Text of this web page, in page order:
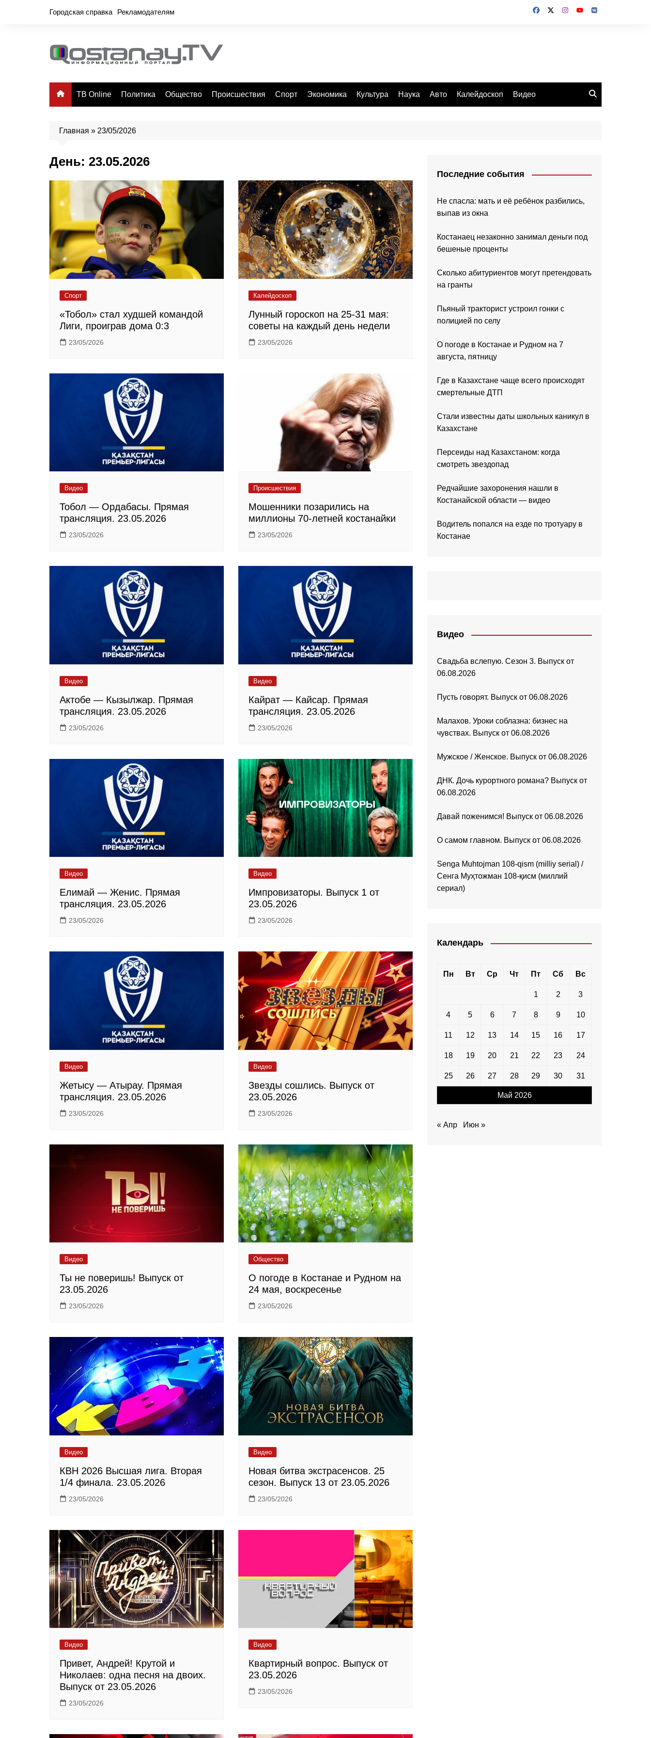
Городская справка Рекламодателям
ТВ Online Политика Общество Происшествия Спорт Экономика Культура Наука Авто Калейдоскоп Видео
Главная » 23/05/2026
День: 23.05.2026
Спорт
«Тобол» стал худшей командой
Лиги, проиграв дома 0:3
23/05/2026
Калейдоскоп
Лунный гороскоп на 25-31 мая:
советы на каждый день недели
23/05/2026
Видео
Тобол — Ордабасы. Прямая
трансляция. 23.05.2026
23/05/2026
Происшествия
Мошенники позарились на
миллионы 70-летней костанайки
23/05/2026
Видео
Актобе — Кызылжар. Прямая
трансляция. 23.05.2026
23/05/2026
Видео
Кайрат — Кайсар. Прямая
трансляция. 23.05.2026
23/05/2026
Видео
Елимай — Женис. Прямая
трансляция. 23.05.2026
23/05/2026
Видео
Импровизаторы. Выпуск 1 от
23.05.2026
23/05/2026
Видео
Жетысу — Атырау. Прямая
трансляция. 23.05.2026
23/05/2026
Видео
Звезды сошлись. Выпуск от
23.05.2026
23/05/2026
Видео
Ты не поверишь! Выпуск от
23.05.2026
23/05/2026
Общество
О погоде в Костанае и Рудном на
24 мая, воскресенье
23/05/2026
Видео
КВН 2026 Высшая лига. Вторая
1/4 финала. 23.05.2026
23/05/2026
Видео
Новая битва экстрасенсов. 25
сезон. Выпуск 13 от 23.05.2026
23/05/2026
Видео
Привет, Андрей! Крутой и
Николаев: одна песня на двоих.
Выпуск от 23.05.2026
23/05/2026
Видео
Квартирный вопрос. Выпуск от
23.05.2026
23/05/2026
Последние события
Не спасла: мать и её ребёнок разбились,
выпав из окна
Костанаец незаконно занимал деньги под
бешеные проценты
Сколько абитуриентов могут претендовать
на гранты
Пьяный тракторист устроил гонки с
полицией по селу
О погоде в Костанае и Рудном на 7
августа, пятницу
Где в Казахстане чаще всего происходят
смертельные ДТП
Стали известны даты школьных каникул в
Казахстане
Персеиды над Казахстаном: когда
смотреть звездопад
Редчайшие захоронения нашли в
Костанайской области — видео
Водитель попался на езде по тротуару в
Костанае
Видео
Свадьба вслепую. Сезон 3. Выпуск от
06.08.2026
Пусть говорят. Выпуск от 06.08.2026
Малахов. Уроки соблазна: бизнес на
чувствах. Выпуск от 06.08.2026
Мужское / Женское. Выпуск от 06.08.2026
ДНК. Дочь курортного романа? Выпуск от
06.08.2026
Давай поженимся! Выпуск от 06.08.2026
О самом главном. Выпуск от 06.08.2026
Senga Muhtojman 108-qism (milliy serial) /
Сенга Муҳтожман 108-қисм (миллий
сериал)
Календарь
Май 2026
Пн Вт Ср Чт Пт Сб Вс
1 2 3
4 5 6 7 8 9 10
11 12 13 14 15 16 17
18 19 20 21 22 23 24
25 26 27 28 29 30 31
« Апр Июн »